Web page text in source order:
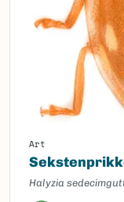
Art
Halyzia